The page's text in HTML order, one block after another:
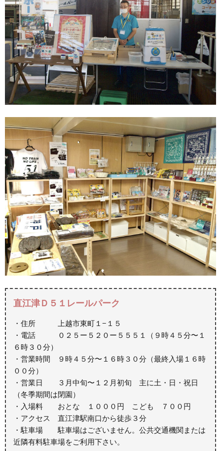
直江津Ｄ５１レールパーク
・住所 上越市東町１−１５
・電話 ０２５ー５２０ー５５５１（９時４５分〜１
６時３０分）
・営業時間 ９時４５分〜１６時３０分（最終入場１６時
００分）
・営業日 ３月中旬〜１２月初旬 主に土・日・祝日
（冬季期間は閉園）
・入場料 おとな １０００円 こども ７００円
・アクセス 直江津駅南口から徒歩３分
・駐車場 駐車場はございません。公共交通機関または
近隣有料駐車場をご利用下さい。